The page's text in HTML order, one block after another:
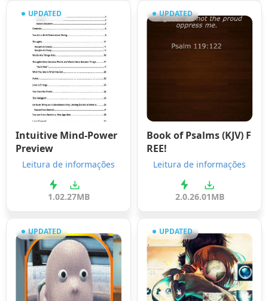
UPDATED
Intuitive Mind-Power
Preview
Leitura de informações
1.02.27MB
UPDATED
Book of Psalms (KJV) F
REE!
Leitura de informações
2.0.26.01MB
UPDATED UPDATED